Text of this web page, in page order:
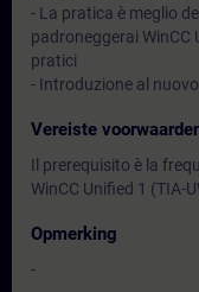
- La pratica è meglio
padroneggerai WinCC
pratici
- Introduzione al
Vereiste
Il prerequisito è la
WinCC Unified 1 (TIA-
Opmerking
-